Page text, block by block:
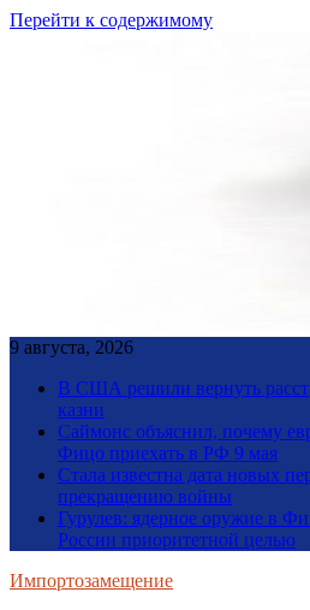
Перейти к содержимому
9 августа, 2026
В США решили вернуть
казни
Саймонс объяснил, почему
Фицо приехать в РФ 9 мая
Стала известна дата новых
прекращению войны
Гурулев: ядерное оружие в
России приоритетной целью
Импортозамещение